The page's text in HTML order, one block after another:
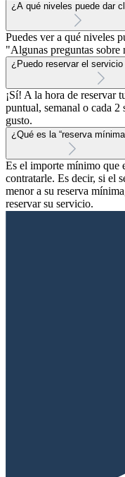
¿A qué niveles puede dar
Puedes ver a qué niveles
"Algunas preguntas sobre
¿Puedo reservar el
¡Sí! A la hora de reservar
puntual, semanal o cada
gusto.
¿Qué es la “reserva
Es el importe mínimo que
contratarle. Es decir, si el
menor a su reserva
reservar su servicio.